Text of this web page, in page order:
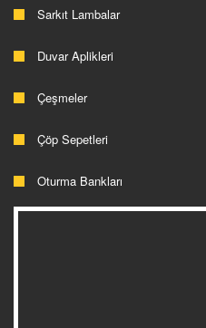
Sarkıt Lambalar
Duvar Aplikleri
Çeşmeler
Çöp Sepetleri
Oturma Bankları